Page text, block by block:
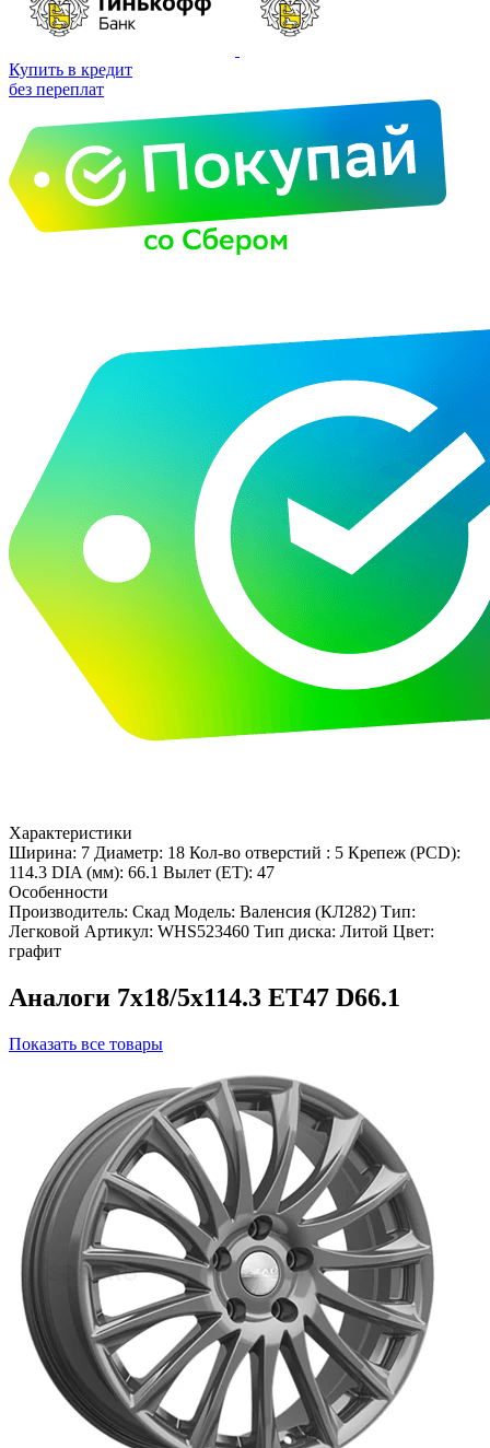
Купить в кредит
без переплат
Характеристики
Ширина: 7 Диаметр: 18 Кол-во отверстий : 5 Крепеж (PCD):
114.3 DIA (мм): 66.1 Вылет (ET): 47
Особенности
Производитель: Скад Модель: Валенсия (КЛ282) Тип:
Легковой Артикул: WHS523460 Тип диска: Литой Цвет:
графит
Аналоги 7x18/5x114.3 ET47 D66.1
Показать все товары